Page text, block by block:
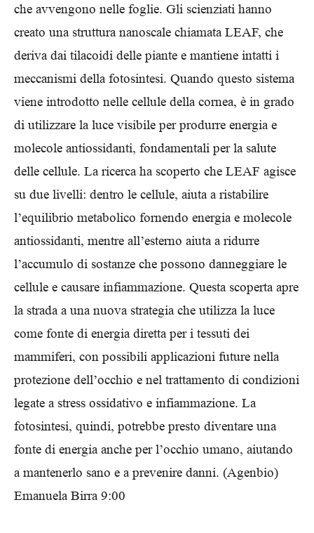
che avvengono nelle foglie. Gli scienziati hanno
creato una struttura nanoscale chiamata LEAF, che
deriva dai tilacoidi delle piante e mantiene intatti i
meccanismi della fotosintesi. Quando questo sistema
viene introdotto nelle cellule della cornea, è in grado
di utilizzare la luce visibile per produrre energia e
molecole antiossidanti, fondamentali per la salute
delle cellule. La ricerca ha scoperto che LEAF agisce
su due livelli: dentro le cellule, aiuta a ristabilire
l’equilibrio metabolico fornendo energia e molecole
antiossidanti, mentre all’esterno aiuta a ridurre
l’accumulo di sostanze che possono danneggiare le
cellule e causare infiammazione. Questa scoperta apre
la strada a una nuova strategia che utilizza la luce
come fonte di energia diretta per i tessuti dei
mammiferi, con possibili applicazioni future nella
protezione dell’occhio e nel trattamento di condizioni
legate a stress ossidativo e infiammazione. La
fotosintesi, quindi, potrebbe presto diventare una
fonte di energia anche per l’occhio umano, aiutando
a mantenerlo sano e a prevenire danni. (Agenbio)
Emanuela Birra 9:00